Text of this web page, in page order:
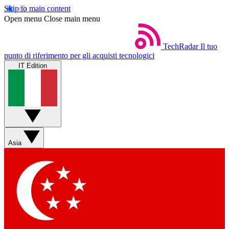
Skip to main content
Open menu Close main menu
TechRadar Il tuo
punto di riferimento per gli acquisti tecnologici
IT Edition
Asia